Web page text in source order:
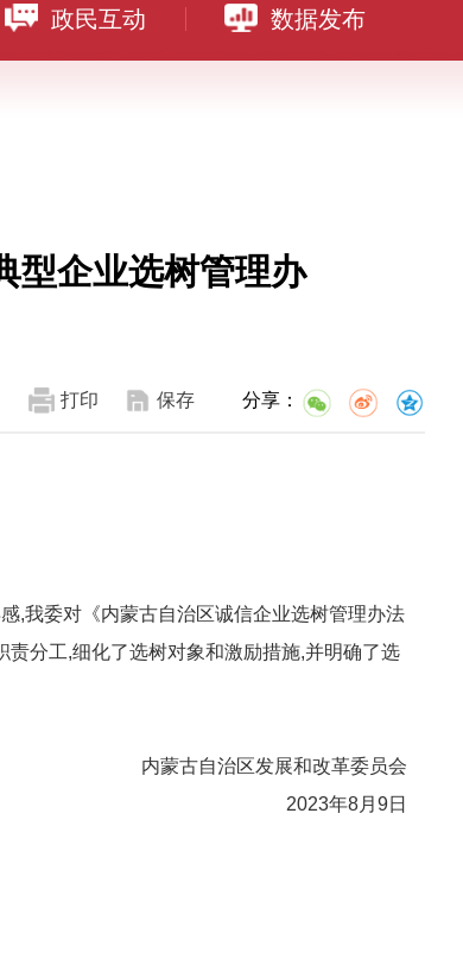
政民互动 数据发布
型企业选树管理办
打印 保存 分享：
,我委对《内蒙古自治区诚信企业选树管理办法
分工,细化了选树对象和激励措施,并明确了选
内蒙古自治区发展和改革委员会
2023年8月9日